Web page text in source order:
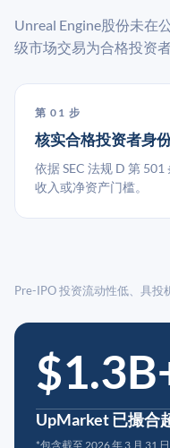
Unreal Engine股份未在
级市场交易为合格投资
第 01 步
核实合格投资者身
依据 SEC 法规 D 第
收入或净资产门槛。
Pre-IPO 投资流动性低、具投
UpMarket 已撮合
*包含截至 2026 年 3 月 31